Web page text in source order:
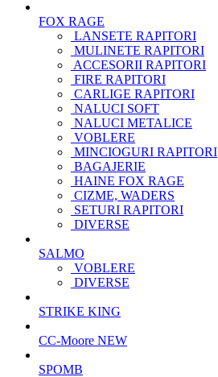
FOX RAGE
LANSETE RAPITORI
MULINETE RAPITORI
ACCESORII RAPITORI
FIRE RAPITORI
CARLIGE RAPITORI
NALUCI SOFT
NALUCI METALICE
VOBLERE
MINCIOGURI RAPITORI
BAGAJERIE
HAINE FOX RAGE
CIZME, WADERS
SETURI RAPITORI
DIVERSE
SALMO
VOBLERE
DIVERSE
STRIKE KING
CC-Moore NEW
SPOMB